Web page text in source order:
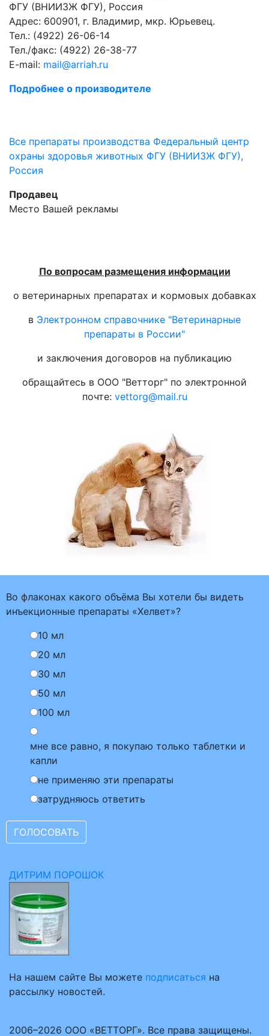
ФГУ (ВНИИЗЖ ФГУ), Россия
Адрес: 600901, г. Владимир, мкр. Юрьевец.
Тел.: (4922) 26-06-14
Тел./факс: (4922) 26-38-77
E-mail: mail@arriah.ru
Подробнее о производителе
Все препараты производства Федеральный центр
охраны здоровья животных ФГУ (ВНИИЗЖ ФГУ),
Россия
Продавец
Место Вашей рекламы
По вопросам размещения информации
о ветеринарных препаратах и кормовых добавках
в Электронном справочнике "Ветеринарные
препараты в России"
и заключения договоров на публикацию
обращайтесь в ООО "Ветторг" по электронной
почте: vettorg@mail.ru
Во флаконах какого объёма Вы хотели бы видеть
инъекционные препараты «Хелвет»?
10 мл
20 мл
30 мл
50 мл
100 мл
мне все равно, я покупаю только таблетки и
капли
не применяю эти препараты
затрудняюсь ответить
ДИТРИМ ПОРОШОК
На нашем сайте Вы можете подписаться на
рассылку новостей.
2006–2026 ООО «ВЕТТОРГ». Все права защищены.